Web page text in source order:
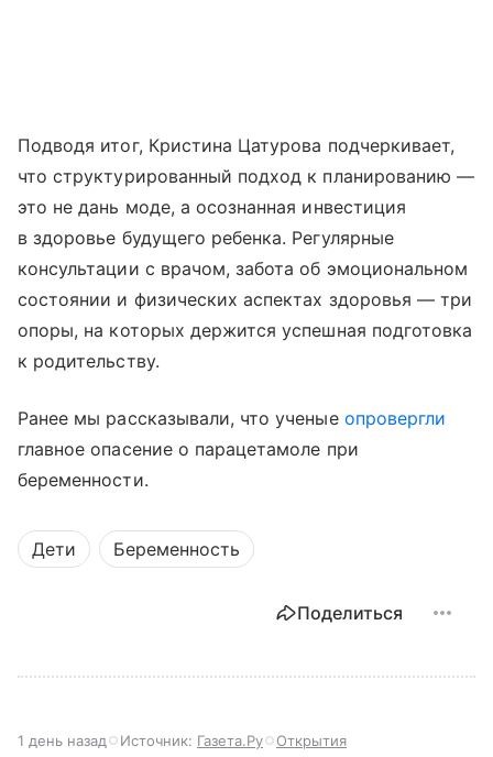
Подводя итог, Кристина Цатурова подчеркивает,
что структурированный подход к планированию —
это не дань моде, а осознанная инвестиция
в здоровье будущего ребенка. Регулярные
консультации с врачом, забота об эмоциональном
состоянии и физических аспектах здоровья — три
опоры, на которых держится успешная подготовка
к родительству.
Ранее мы рассказывали, что ученые опровергли
главное опасение о парацетамоле при
беременности.
Дети Беременность
Поделиться
1 день назад Источник: Газета.Ру Открытия